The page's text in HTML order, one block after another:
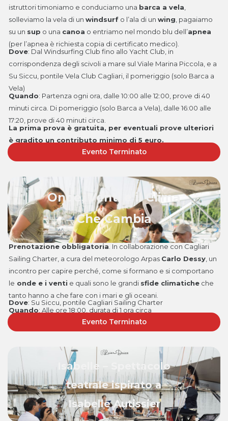
istruttori timoniamo e conduciamo una barca a vela,
solleviamo la vela di un windsurf o l’ala di un wing, pagaiamo
su un sup o una canoa o entriamo nel mondo blu dell’apnea
(per l’apnea è richiesta copia di certificato medico).
Dove: Dal Windsurfing Club fino allo Yacht Club, in
corrispondenza degli scivoli a mare sul Viale Marina Piccola, e a
Su Siccu, pontile Vela Club Cagliari, il pomeriggio (solo Barca a
Vela)
Quando: Partenza ogni ora, dalle 10:00 alle 12:00, prove di 40
minuti circa. Di pomeriggio (solo Barca a Vela), dalle 16:00 alle
17:20, prove di 40 minuti circa.
La prima prova è gratuita, per eventuali prove ulteriori
è gradito un contributo minimo di 5 euro.
Evento Terminato
Onde, Venti e il Clima
Che Cambia
Prenotazione obbligatoria . In collaborazione con Cagliari
Sailing Charter, a cura del meteorologo Arpas Carlo Dessy , un
incontro per capire perché, come si formano e si comportano
le onde e i venti e quali sono le grandi sfide climatiche che
tanto hanno a che fare con i mari e gli oceani.
Dove: Su Siccu, pontile Cagliari Sailing Charter
Quando: Alle ore 18:00, durata di 1 ora circa
Evento Terminato
Isabelle – Spettacolo
teatrale ispirato a
Isabelle Autissier